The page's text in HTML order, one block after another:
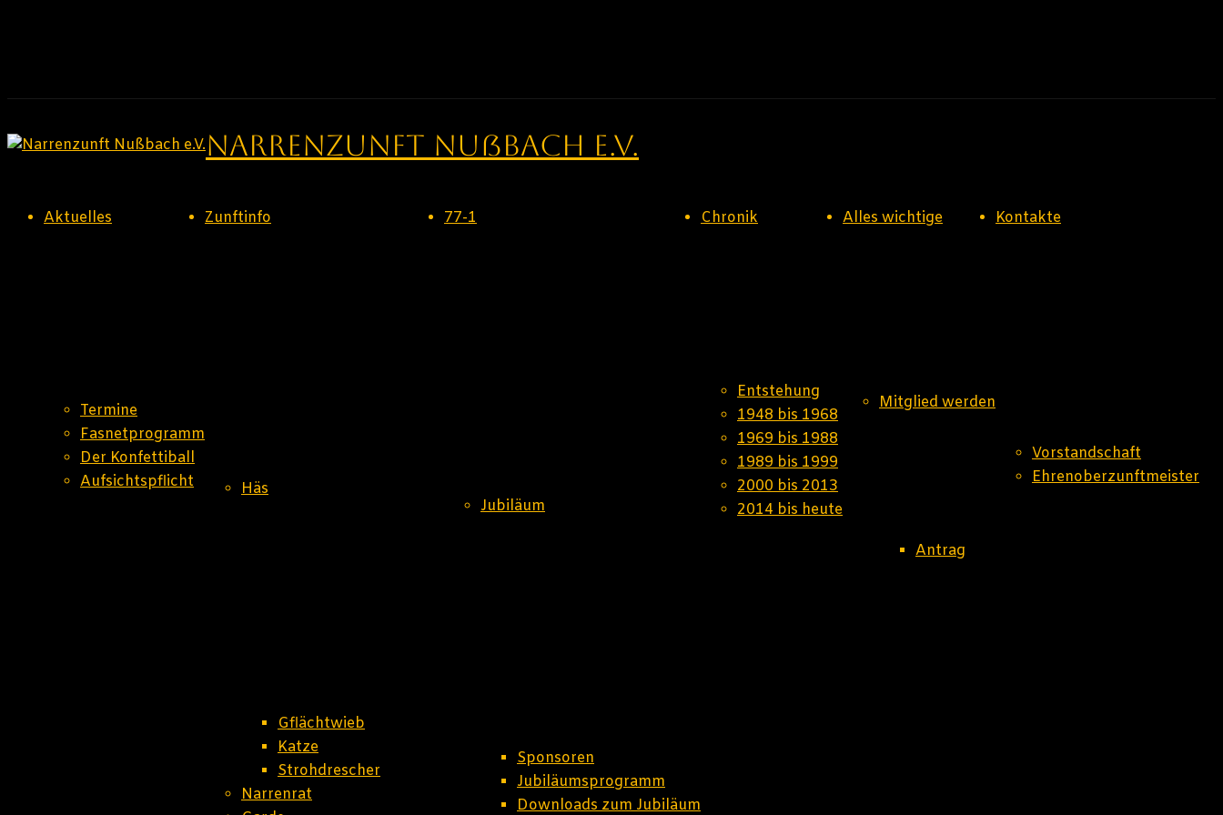
Narrenzunft Nußbach e.V.
Aktuelles
Termine
Fasnetprogramm
Der Konfettiball
Aufsichtspflicht
Zunftinfo
Häs
Gflächtwieb
Katze
Strohdrescher
Narrenrat
77-1
Jubiläum
Sponsoren
Jubiläumsprogramm
Downloads zum Jubiläum
Chronik
Entstehung
1948 bis 1968
1969 bis 1988
1989 bis 1999
2000 bis 2013
2014 bis heute
Alles wichtige
Mitglied werden
Antrag
Kontakte
Vorstandschaft
Ehrenoberzunftmeister